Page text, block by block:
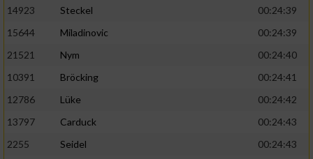
14923
Steckel
00:24:39
15644
Miladinovic
00:24:39
21521
Nym
00:24:40
10391
Bröcking
00:24:41
12786
Lüke
00:24:42
13797
Carduck
00:24:43
2255
Seidel
00:24:43